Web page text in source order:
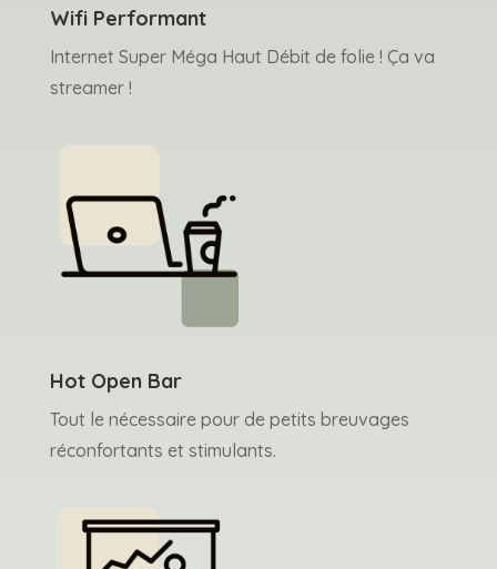
Wifi Performant
Internet Super Méga Haut Débit de folie ! Ça va
streamer !
Hot Open Bar
Tout le nécessaire pour de petits breuvages
réconfortants et stimulants.